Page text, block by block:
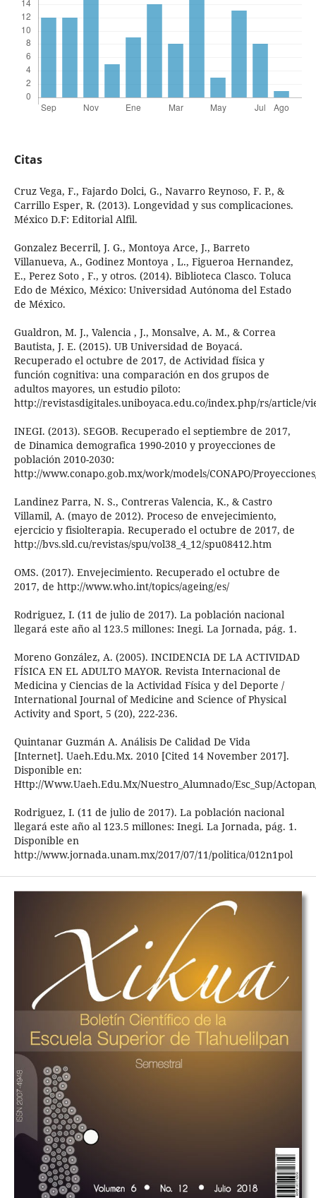
Citas
Cruz Vega, F., Fajardo Dolci, G., Navarro Reynoso, F. P., &
Carrillo Esper, R. (2013). Longevidad y sus complicaciones.
México D.F: Editorial Alfil.
Gonzalez Becerril, J. G., Montoya Arce, J., Barreto
Villanueva, A., Godinez Montoya , L., Figueroa Hernandez,
E., Perez Soto , F., y otros. (2014). Biblioteca Clasco. Toluca
Edo de México, México: Universidad Autónoma del Estado
de México.
Gualdron, M. J., Valencia , J., Monsalve, A. M., & Correa
Bautista, J. E. (2015). UB Universidad de Boyacá.
Recuperado el octubre de 2017, de Actividad física y
función cognitiva: una comparación en dos grupos de
adultos mayores, un estudio piloto:
http://revistasdigitales.uniboyaca.edu.co/index.php/rs/article/
INEGI. (2013). SEGOB. Recuperado el septiembre de 2017,
de Dinamica demografica 1990-2010 y proyecciones de
población 2010-2030:
http://www.conapo.gob.mx/work/models/CONAPO/
Landinez Parra, N. S., Contreras Valencia, K., & Castro
Villamil, A. (mayo de 2012). Proceso de envejecimiento,
ejercicio y fisiolterapia. Recuperado el octubre de 2017, de
http://bvs.sld.cu/revistas/spu/vol38_4_12/spu08412.htm
OMS. (2017). Envejecimiento. Recuperado el octubre de
2017, de http://www.who.int/topics/ageing/es/
Rodriguez, I. (11 de julio de 2017). La población nacional
llegará este año al 123.5 millones: Inegi. La Jornada, pág. 1.
Moreno González, A. (2005). INCIDENCIA DE LA ACTIVIDAD
FÍSICA EN EL ADULTO MAYOR. Revista Internacional de
Medicina y Ciencias de la Actividad Física y del Deporte /
International Journal of Medicine and Science of Physical
Activity and Sport, 5 (20), 222-236.
Quintanar Guzmán A. Análisis De Calidad De Vida
[Internet]. Uaeh.Edu.Mx. 2010 [Cited 14 November 2017].
Disponible en:
Http://Www.Uaeh.Edu.Mx/Nuestro_Alumnado/Esc_Sup/
Rodriguez, I. (11 de julio de 2017). La población nacional
llegará este año al 123.5 millones: Inegi. La Jornada, pág. 1.
Disponible en
http://www.jornada.unam.mx/2017/07/11/politica/012n1pol